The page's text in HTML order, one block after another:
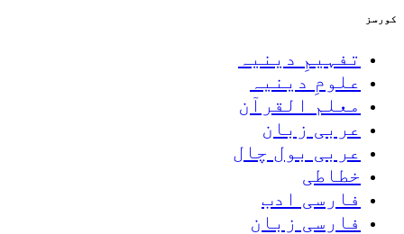
کورسز
تفہیمِ دینیہ
علومِ دینیہ
معلم القرآن
عربی زبان
عربی بول چال
خطاطی
فارسی ادب
فارسی زبان